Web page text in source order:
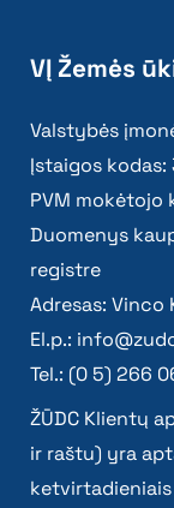
VĮ Žemės
Valstybės
Įstaigos kodas:
PVM mokėtojo
Duomenys
registre
Adresas: Vinco
El.p.:
Tel.: (0 5) 266
ŽŪDC Klientų
ir raštu) yra
ketvirtadieniais